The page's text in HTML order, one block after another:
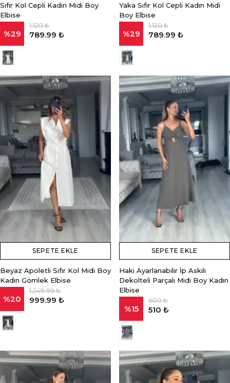
Sıfır Kol Cepli Kadın Midi Boy
Elbise
%29
1,120 ₺
789.99 ₺
Yaka Sıfır Kol Cepli Kadın Midi
Boy Elbise
%29
1,120 ₺
789.99 ₺
SEPETE EKLE
Beyaz Apoletli Sıfır Kol Midi Boy
Kadın Gömlek Elbise
%20
1,249.99 ₺
999.99 ₺
SEPETE EKLE
Haki Ayarlanabilir İp Askılı
Dekolteli Parçalı Midi Boy Kadın
Elbise
%15
600 ₺
510 ₺